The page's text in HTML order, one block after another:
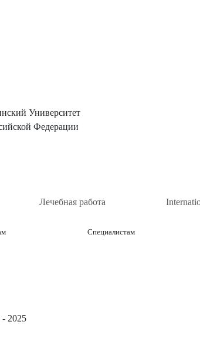
Университет
Федерации
Лечебная работа
Специалистам
2025